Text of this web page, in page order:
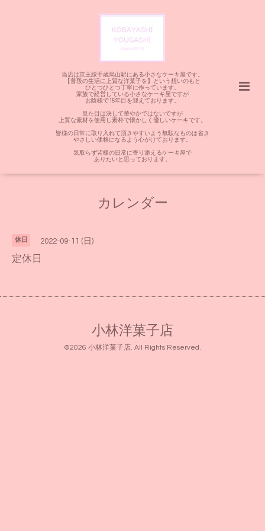
当店は京王線千歳烏山駅にある小さなケーキ屋です。
【普段の生活に上質な洋菓子を】という想いのもと
ひとつひとつ丁寧に作っています。
家族で経営している小さなケーキ屋ですが
お陰様で15年目を迎えております。
見た目は決して華やかではないですが
上質な素材を使用し素朴で懐かしく優しいケーキです。
皆様の日常に取り入れて頂きやすいよう無駄なものは省き
やさしい価格になるよう心がけております。
気取らず皆様の日常に寄り添えるケーキ屋で
ありたいと思っております。
カレンダー
休日 2022-09-11 (日)
定休日
小林洋菓子店
©2026 小林洋菓子店. All Rights Reserved.